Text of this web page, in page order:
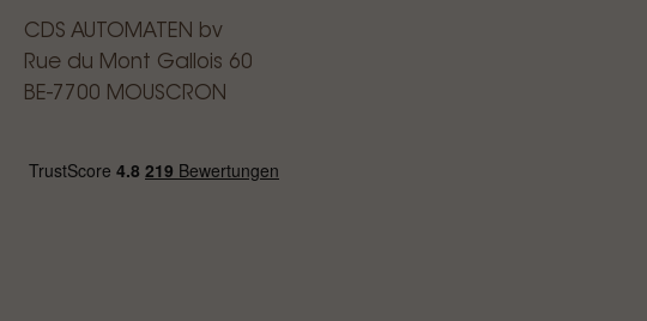
CDS AUTOMATEN bv
Rue du Mont Gallois 60
BE-7700 MOUSCRON